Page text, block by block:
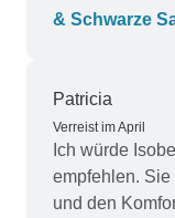
& Schwarze
Patricia
Verreist im April
Ich würde
empfehlen.
und den